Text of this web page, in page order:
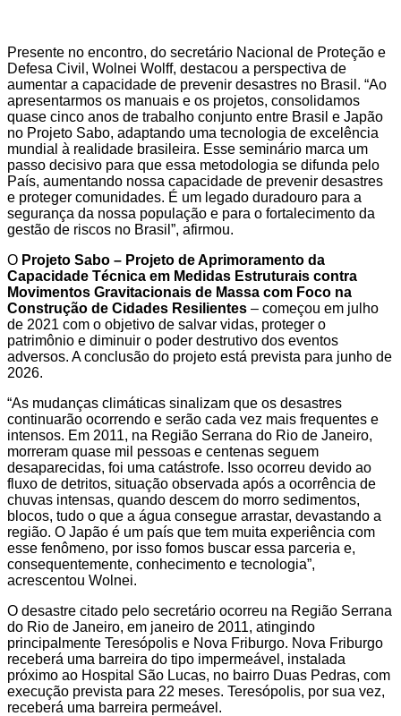
Presente no encontro, do secretário Nacional de Proteção e
Defesa Civil, Wolnei Wolff, destacou a perspectiva de
aumentar a capacidade de prevenir desastres no Brasil. “Ao
apresentarmos os manuais e os projetos, consolidamos
quase cinco anos de trabalho conjunto entre Brasil e Japão
no Projeto Sabo, adaptando uma tecnologia de excelência
mundial à realidade brasileira. Esse seminário marca um
passo decisivo para que essa metodologia se difunda pelo
País, aumentando nossa capacidade de prevenir desastres
e proteger comunidades. É um legado duradouro para a
segurança da nossa população e para o fortalecimento da
gestão de riscos no Brasil”, afirmou.
O Projeto Sabo – Projeto de Aprimoramento da
Capacidade Técnica em Medidas Estruturais contra
Movimentos Gravitacionais de Massa com Foco na
Construção de Cidades Resilientes – começou em julho
de 2021 com o objetivo de salvar vidas, proteger o
patrimônio e diminuir o poder destrutivo dos eventos
adversos. A conclusão do projeto está prevista para junho de
2026.
“As mudanças climáticas sinalizam que os desastres
continuarão ocorrendo e serão cada vez mais frequentes e
intensos. Em 2011, na Região Serrana do Rio de Janeiro,
morreram quase mil pessoas e centenas seguem
desaparecidas, foi uma catástrofe. Isso ocorreu devido ao
fluxo de detritos, situação observada após a ocorrência de
chuvas intensas, quando descem do morro sedimentos,
blocos, tudo o que a água consegue arrastar, devastando a
região. O Japão é um país que tem muita experiência com
esse fenômeno, por isso fomos buscar essa parceria e,
consequentemente, conhecimento e tecnologia”,
acrescentou Wolnei.
O desastre citado pelo secretário ocorreu na Região Serrana
do Rio de Janeiro, em janeiro de 2011, atingindo
principalmente Teresópolis e Nova Friburgo. Nova Friburgo
receberá uma barreira do tipo impermeável, instalada
próximo ao Hospital São Lucas, no bairro Duas Pedras, com
execução prevista para 22 meses. Teresópolis, por sua vez,
receberá uma barreira permeável.